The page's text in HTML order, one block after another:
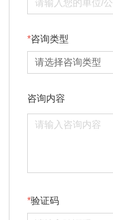
咨询类型
咨询内容
验证码